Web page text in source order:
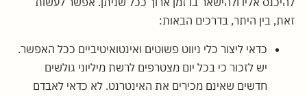
זאת, בין היתר, בדרכים הבאות:
כדאי ליצור כלי ניווט פשוטים ואינטואיטיביים ככל האפשר.
יש לזכור כי בכל יום מצטרפים לרשת מיליוני גולשים
חדשים שאינם מכירים את האינטרנט. לא כדאי לאבדם